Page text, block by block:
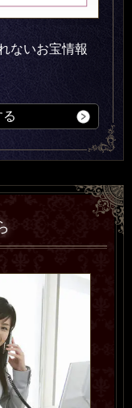
ないお宝情報